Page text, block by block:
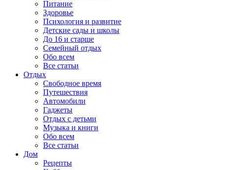
Питание
Здоровье
Психология и развитие
Детские сады и школы
До 16 и старше
Семейный отдых
Обо всем
Все статьи
Отдых
Свободное время
Путешествия
Автомобили
Гаджеты
Отдых с детьми
Музыка и книги
Обо всем
Все статьи
Дом
Рецепты